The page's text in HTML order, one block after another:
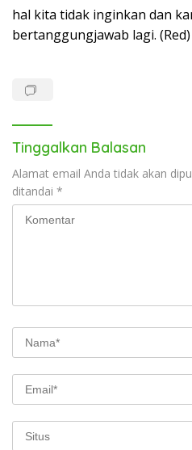
hal kita tidak inginkan dan
bertanggungjawab lagi. (Red)
Tinggalkan Balasan
Alamat email Anda tidak akan
ditandai *